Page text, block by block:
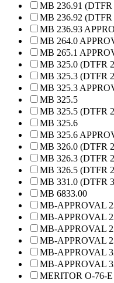
MB 236.91 (DTFR
MB 236.92 (DTFR
MB 236.93
MB 264.0
MB 265.1
MB 325.0 (DTFR
MB 325.3 (DTFR
MB 325.3
MB 325.5
MB 325.5 (DTFR
MB 325.6
MB 325.6
MB 326.0 (DTFR
MB 326.3 (DTFR
MB 326.5 (DTFR
MB 331.0 (DTFR
MB 6833.00
MB-APPROVAL
MB-APPROVAL
MB-APPROVAL
MB-APPROVAL
MB-APPROVAL
MB-APPROVAL
MERITOR O-76-E